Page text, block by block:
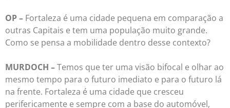
OP – Fortaleza é uma cidade pequena em comparação a
outras Capitais e tem uma população muito grande.
Como se pensa a mobilidade dentro desse contexto?
MURDOCH –Temos que ter uma visão bifocal e olhar ao
mesmo tempo para o futuro imediato e para o futuro lá
na frente. Fortaleza é uma cidade que cresceu
perifericamente e sempre com a base do automóvel,